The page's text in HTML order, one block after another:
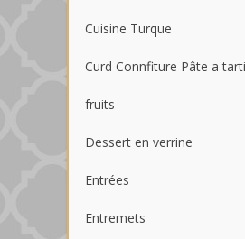
Cuisine Turque
Curd Connfiture Pâte a
fruits
Dessert en verrine
Entrées
Entremets